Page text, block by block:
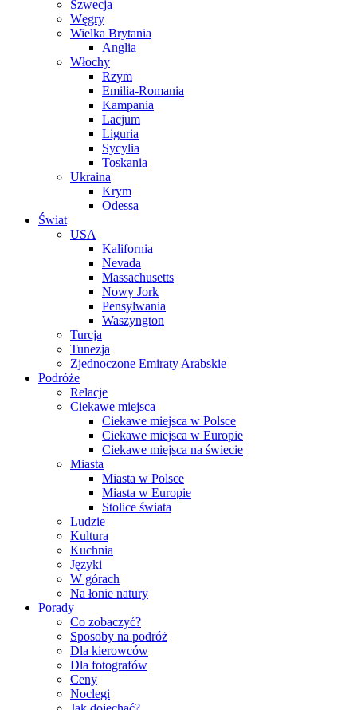
Szwecja
Węgry
Wielka Brytania
Anglia
Włochy
Rzym
Emilia-Romania
Kampania
Lacjum
Liguria
Sycylia
Toskania
Ukraina
Krym
Odessa
Świat
USA
Kalifornia
Nevada
Massachusetts
Nowy Jork
Pensylwania
Waszyngton
Turcja
Tunezja
Zjednoczone Emiraty Arabskie
Podróże
Relacje
Ciekawe miejsca
Ciekawe miejsca w Polsce
Ciekawe miejsca w Europie
Ciekawe miejsca na świecie
Miasta
Miasta w Polsce
Miasta w Europie
Stolice świata
Ludzie
Kultura
Kuchnia
Języki
W górach
Na łonie natury
Porady
Co zobaczyć?
Sposoby na podróż
Dla kierowców
Dla fotografów
Ceny
Noclegi